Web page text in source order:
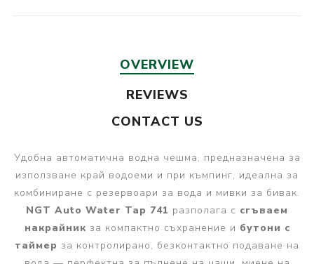
OVERVIEW
REVIEWS
CONTACT US
Удобна автоматична водна чешма, предназначена за
използване край водоеми и при къмпинг, идеална за
комбиниране с резервоари за вода и мивки за бивак.
NGT Auto Water Tap 741 разполага с сгъваем
накрайник за компактно съхранение и бутони с
таймер за контролирано, безконтактно подаване на